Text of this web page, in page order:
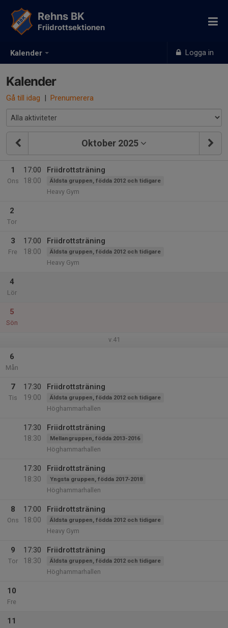
Kalender Logga in
Rehns BK
Friidrottsektionen
Kalender
Gå till idag | Prenumerera
Oktober 2025
1
Ons
17:00
18:00
Friidrottsträning
Äldsta gruppen, födda 2012 och tidigare
Heavy Gym
2
Tor
3
Fre
17:00
18:00
Friidrottsträning
Äldsta gruppen, födda 2012 och tidigare
Heavy Gym
4
Lör
5
Sön
v.41
6
Mån
7
Tis
17:30
19:00
Friidrottsträning
Äldsta gruppen, födda 2012 och tidigare
Höghammarhallen
17:30
18:30
Friidrottsträning
Mellangruppen, födda 2013-2016
Höghammarhallen
17:30
18:30
Friidrottsträning
Yngsta gruppen, födda 2017-2018
Höghammarhallen
8
Ons
17:00
18:00
Friidrottsträning
Äldsta gruppen, födda 2012 och tidigare
Heavy Gym
9
Tor
17:30
18:30
Friidrottsträning
Äldsta gruppen, födda 2012 och tidigare
Höghammarhallen
10
Fre
11